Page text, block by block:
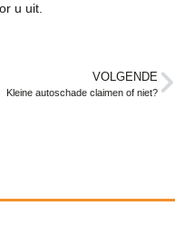
u uit.
VOLGENDE
Kleine autoschade claimen of niet?